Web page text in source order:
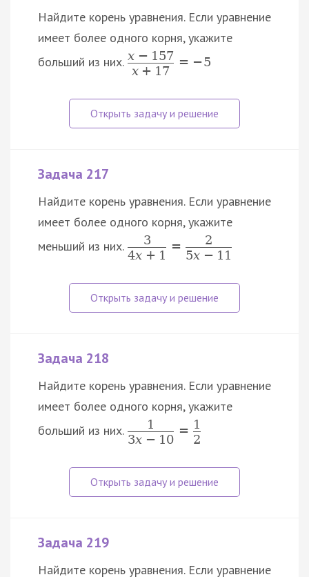
Найдите корень уравнения. Если уравнение
имеет более одного корня, укажите
больший из них. x − 157
x + 17
= −5
Задача 217
Найдите корень уравнения. Если уравнение
имеет более одного корня, укажите
меньший из них.
3
4x + 1
=
2
5x − 11
Задача 218
Найдите корень уравнения. Если уравнение
имеет более одного корня, укажите
больший из них.
1
3x − 10
= 1
2
Задача 219
Найдите корень уравнения. Если уравнение